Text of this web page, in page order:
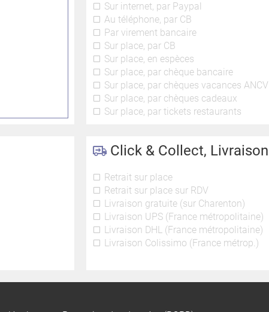
Sur internet, par Paypal
Au téléphone, par CB
Par virement bancaire
Sur place, par CB
Sur place, en espèces
Sur place, par chèque bancaire
Sur place, par chèques vacances ANCV
Sur place, par chèques cadeaux
Sur place, par tickets restaurants
Click & Collect, Livraison
Retrait sur place
Retrait sur place sur RDV
Livraison gratuite (sur Charenton)
Livraison UPS (France métropolitaine)
Livraison DHL (France métropolitaine)
Livraison Colissimo (France métrop.)